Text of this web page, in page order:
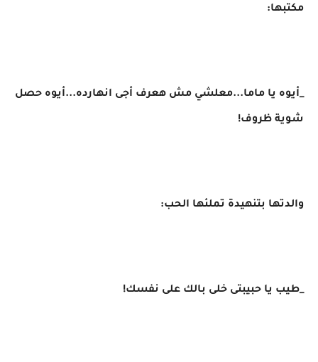
مكتبها:
_أيوه يا ماما...معلشي مش هعرف أجى انهارده...أيوه حصل
شوية ظروف!
والدتها بتنهيدة تملئها الحب:
_طيب يا حبيبتى خلى بالك على نفسك!